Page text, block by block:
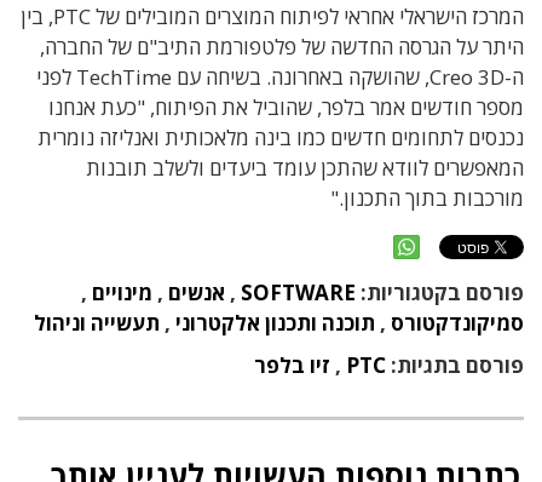
המרכז הישראלי אחראי לפיתוח המוצרים המובילים שלPTC, בין
היתר על הגרסה החדשה של פלטפורמת התיב"ם של החברה,
ה-Creo 3D, שהושקה באחרונה. בשיחה עם TechTime לפני
מספר חודשים אמר בלפר, שהוביל את הפיתוח, "כעת אנחנו
נכנסים לתחומים חדשים כמו בינה מלאכותית ואנליזה נומרית
המאפשרים לוודא שהתכן עומד ביעדים ולשלב תובנות
מורכבות בתוך התכנון."
פורסם בקטגוריות: SOFTWARE
, אנשים , מינויים ,
סמיקונדקטורס , תוכנה ותכנון אלקטרוני , תעשייה וניהול
פורסם בתגיות: PTC
, זיו בלפר